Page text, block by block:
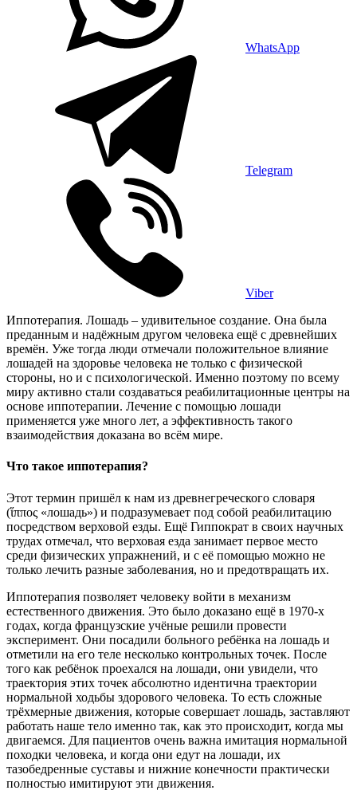
WhatsApp
Telegram
Viber
Иппотерапия. Лошадь – удивительное создание. Она была
преданным и надёжным другом человека ещё с древнейших
времён. Уже тогда люди отмечали положительное влияние
лошадей на здоровье человека не только с физической
стороны, но и с психологической. Именно поэтому по всему
миру активно стали создаваться реабилитационные центры на
основе иппотерапии. Лечение с помощью лошади
применяется уже много лет, а эффективность такого
взаимодействия доказана во всём мире.
Что такое иппотерапия?
Этот термин пришёл к нам из древнегреческого словаря
(ἵππος «лошадь») и подразумевает под собой реабилитацию
посредством верховой езды. Ещё Гиппократ в своих научных
трудах отмечал, что верховая езда занимает первое место
среди физических упражнений, и с её помощью можно не
только лечить разные заболевания, но и предотвращать их.
Иппотерапия позволяет человеку войти в механизм
естественного движения. Это было доказано ещё в 1970-х
годах, когда французские учёные решили провести
эксперимент. Они посадили больного ребёнка на лошадь и
отметили на его теле несколько контрольных точек. После
того как ребёнок проехался на лошади, они увидели, что
траектория этих точек абсолютно идентична траектории
нормальной ходьбы здорового человека. То есть сложные
трёхмерные движения, которые совершает лошадь, заставляют
работать наше тело именно так, как это происходит, когда мы
двигаемся. Для пациентов очень важна имитация нормальной
походки человека, и когда они едут на лошади, их
тазобедренные суставы и нижние конечности практически
полностью имитируют эти движения.